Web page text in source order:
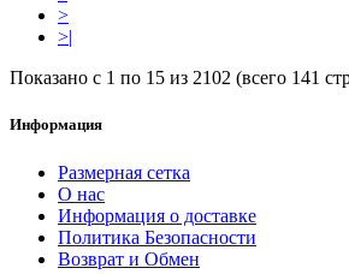
>
>|
Показано с 1 по 15 из 2102 (всего 141
Информация
Размерная сетка
О нас
Информация о доставке
Политика Безопасности
Возврат и Обмен